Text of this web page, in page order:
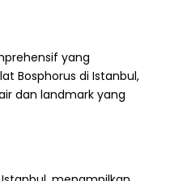
yang
Bosphorus di Istanbul,
dan landmark yang